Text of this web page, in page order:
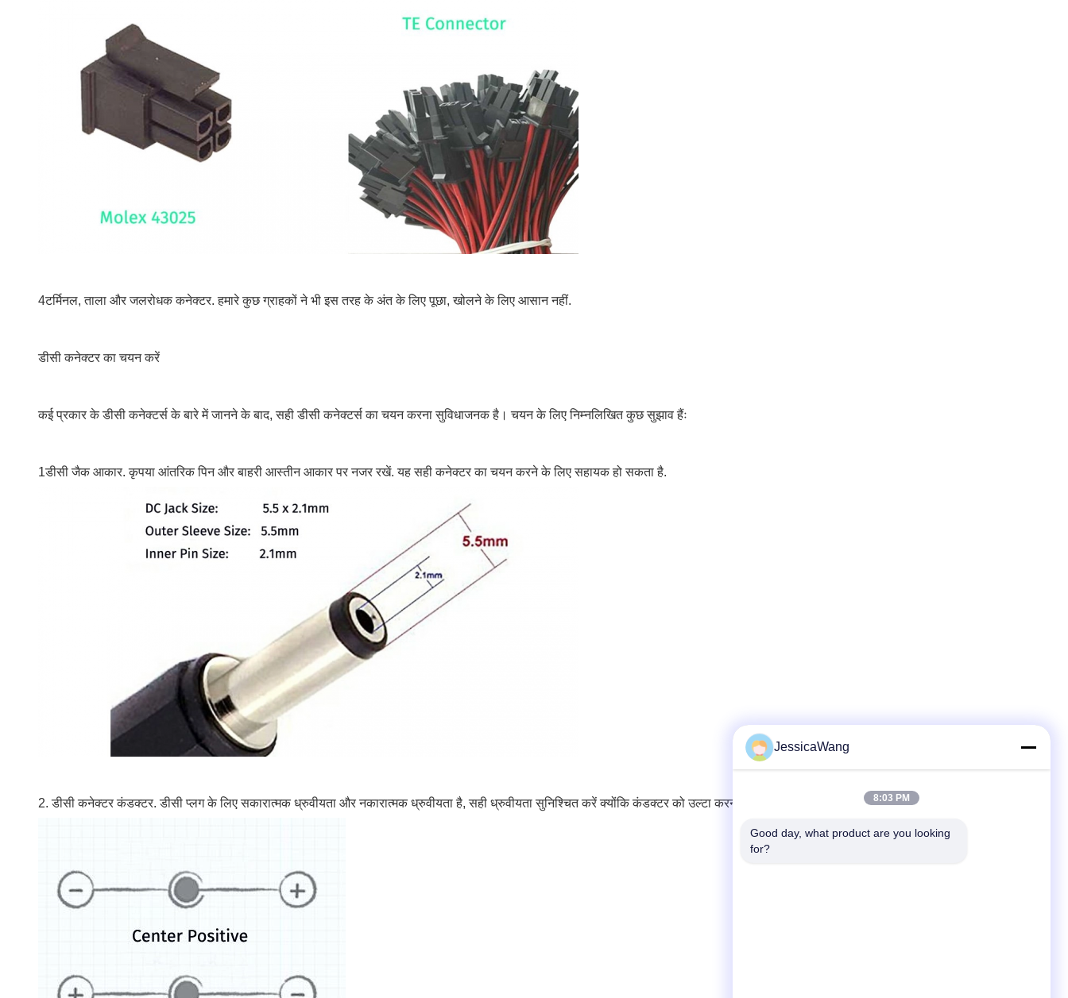
4टर्मिनल, ताला और जलरोधक कनेक्टर. हमारे कुछ ग्राहकों ने भी इस तरह के अंत के लिए पूछा, खोलने के लिए आसान नहीं.
डीसी कनेक्टर का चयन करें
कई प्रकार के डीसी कनेक्टर्स के बारे में जानने के बाद, सही डीसी कनेक्टर्स का चयन करना सुविधाजनक है। चयन के लिए निम्नलिखित कुछ सुझाव हैंः
1डीसी जैक आकार. कृपया आंतरिक पिन और बाहरी आस्तीन आकार पर नजर रखें. यह सही कनेक्टर का चयन करने के लिए सहायक हो सकता है.
2. डीसी कनेक्टर कंडक्टर. डीसी प्लग के लिए सकारात्मक ध्रुवीयता और नकारात्मक ध्रुवीयता है, सही ध्रुवीयता सुनिश्चित करें क्योंकि कंडक्टर को उल्टा करना स्वीकार्य है. डिफ़ॉल्ट सेटिंग केंद्र सकारात्मक है.
JessicaWang
8:03 PM
Good day, what product are you looking
for?